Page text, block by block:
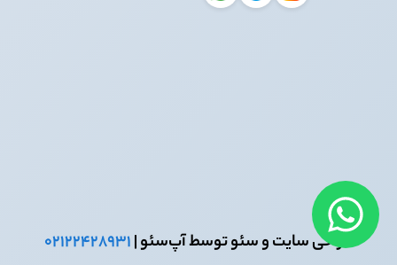
طراحی سایت و سئو توسط آپ‌سئو |۰۲۱۲۲۴۲۸۹۳۱